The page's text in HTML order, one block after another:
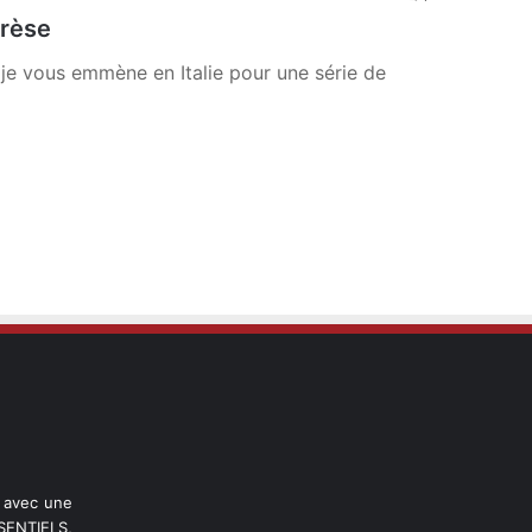
vous emmène en Italie pour une série de
une